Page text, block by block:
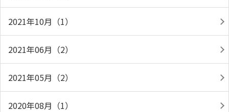
2021年10月（1）
2021年06月（2）
2021年05月（2）
2020年08月（1）